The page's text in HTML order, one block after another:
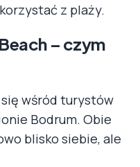
z plaży.
– czym
wśród turystów
Bodrum. Obie
blisko siebie, ale